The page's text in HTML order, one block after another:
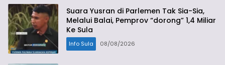
Suara Yusran di Parlemen Tak Sia-Sia,
Melalui Balai, Pemprov “dorong” 1,4 Miliar
Ke Sula
Info Sula 08/08/2026